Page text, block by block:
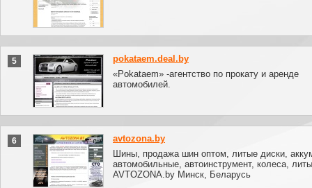
5
pokataem.deal.by
«Рokataem» -агентство по прокату и аренде
автомобилей.
6
avtozona.by
Шины, продажа шин оптом, литые диски,
автомобильные, автоинструмент, колеса,
AVTOZONA.by Минск, Беларусь